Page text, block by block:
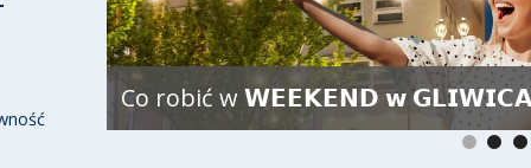
Co robić w 𝗪𝗘𝗘𝗞𝗘𝗡𝗗 𝘄